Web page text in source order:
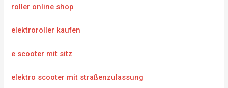
roller online shop
elektroroller kaufen
e scooter mit sitz
elektro scooter mit straßenzulassung